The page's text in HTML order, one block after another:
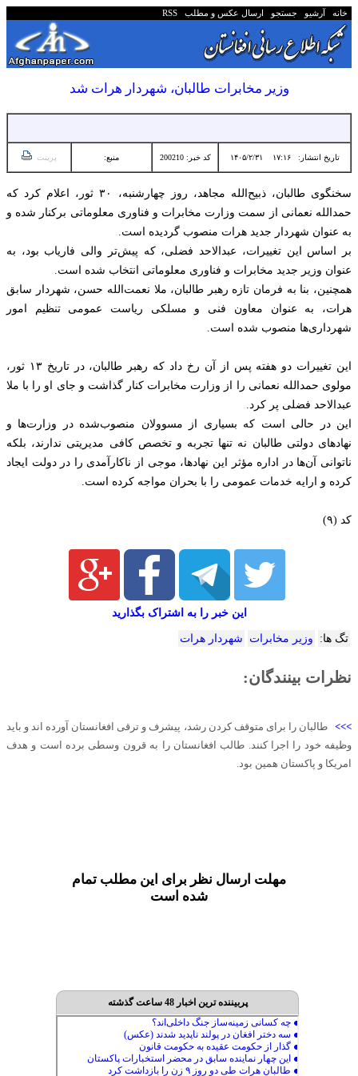
خانه آرشیو جستجو ارسال عکس و مطلب RSS
وزیر مخابرات طالبان، شهردار هرات شد
تاریخ انتشار:۱۷:۱۶ ۱۴۰۵/۲/۳۱ کد خبر: 200210 منبع: پرینت
سخنگوی طالبان، ذبیح‌الله مجاهد، روز چهارشنبه، ۳۰ ثور، اعلام کرد که
حمدالله نعمانی از سمت وزارت مخابرات و فناوری معلوماتی برکنار شده و
به عنوان شهردار جدید هرات منصوب گردیده است.
بر اساس این تغییرات، عبدالاحد فضلی، که پیش‌تر والی فاریاب بود، به
عنوان وزیر جدید مخابرات و فناوری معلوماتی انتخاب شده است.
همچنین، بنا به فرمان تازه رهبر طالبان، ملا نعمت‌الله حسن، شهردار سابق
هرات، به عنوان معاون فنی و مسلکی ریاست عمومی تنظیم امور
شهرداری‌ها منصوب شده است.
این تغییرات دو هفته پس از آن رخ داد که رهبر طالبان، در تاریخ ۱۳ ثور،
مولوی حمدالله نعمانی را از وزارت مخابرات کنار گذاشت و جای او را با ملا
عبدالاحد فضلی پر کرد.
این در حالی است که بسیاری از مسوولان منصوب‌شده در وزارت‌ها و
نهادهای دولتی طالبان نه تنها تجربه و تخصص کافی مدیریتی ندارند، بلکه
ناتوانی آن‌ها در اداره مؤثر این نهادها، موجی از ناکارآمدی را در دولت ایجاد
کرده و ارایه خدمات عمومی را با بحران مواجه کرده است.
کد (۹)
این خبر را به اشتراک بگذارید
تگ ها: وزیر مخابرات شهردار هرات
نظرات بینندگان:
>>>طالبان را برای متوقف کردن رشد، پیشرف و ترقی افغانستان آورده اند و باید
وظیفه خود را اجرا کنند. طالب افغانستان را به قرون وسطی برده است و هدف
امریکا و پاکستان همین بود.
مهلت ارسال نظر برای این مطلب تمام
شده است
پربیننده ترین اخبار 48 ساعت گذشته